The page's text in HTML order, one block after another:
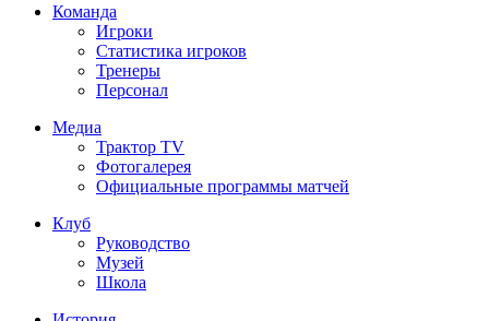
Команда
Игроки
Статистика игроков
Тренеры
Персонал
Медиа
Трактор TV
Фотогалерея
Официальные программы матчей
Клуб
Руководство
Музей
Школа